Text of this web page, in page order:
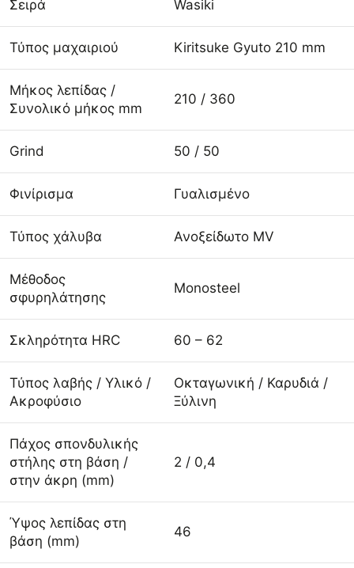
Σειρά Wasiki
Τύπος μαχαιριού Kiritsuke Gyuto 210 mm
Μήκος λεπίδας /
Συνολικό μήκος mm
210 / 360
Grind 50 / 50
Φινίρισμα Γυαλισμένο
Τύπος χάλυβα Ανοξείδωτο MV
Μέθοδος
σφυρηλάτησης
Monosteel
Σκληρότητα HRC 60 – 62
Τύπος λαβής / Υλικό /
Ακροφύσιο
Οκταγωνική / Καρυδιά /
Ξύλινη
Πάχος σπονδυλικής
στήλης στη βάση /
στην άκρη (mm)
2 / 0,4
Ύψος λεπίδας στη
βάση (mm)
46